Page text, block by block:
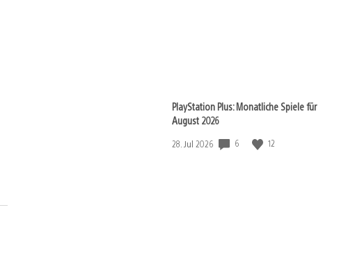
PlayStation Plus: Monatliche Spiele für
August 2026
Veröffentlichungsdatum:
28. Jul 2026 6 12